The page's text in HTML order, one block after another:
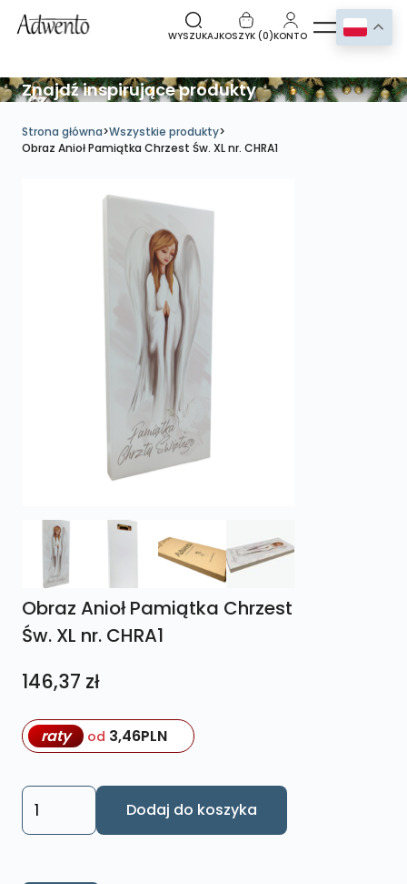
WYSZUKAJKOSZYK (0)KONTO
Znajdź inspirujące produkty
Strona główna>Wszystkie produkty>
Obraz Anioł Pamiątka Chrzest Św. XL nr. CHRA1
Obraz Anioł Pamiątka Chrzest
Św. XL nr. CHRA1
146,37 zł
raty od 3,46PLN
ilość
Obraz
Dodaj do koszyka